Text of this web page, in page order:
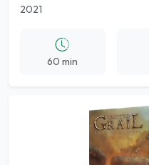
2021
60 min